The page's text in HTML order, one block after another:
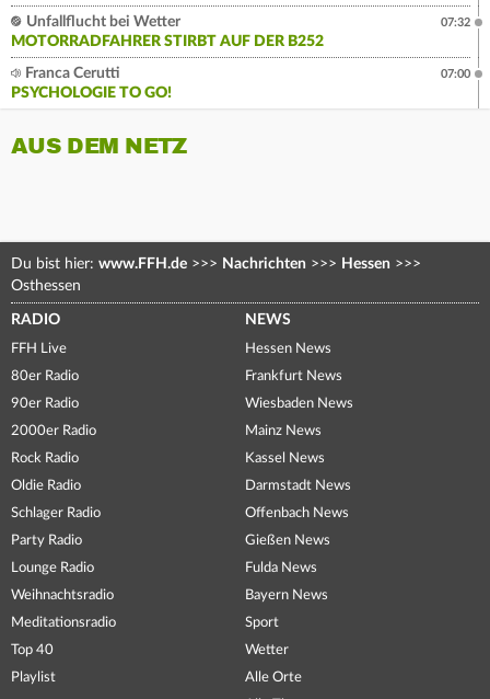
Unfallflucht bei Wetter
MOTORRADFAHRER STIRBT AUF DER B252
07:32
Franca Cerutti
PSYCHOLOGIE TO GO!
07:00
AUS DEM NETZ
Du bist hier: www.FFH.de >>> Nachrichten >>> Hessen >>>
Osthessen
RADIO
FFH Live
80er Radio
90er Radio
2000er Radio
Rock Radio
Oldie Radio
Schlager Radio
Party Radio
Lounge Radio
Weihnachtsradio
Meditationsradio
Top 40
Playlist
NEWS
Hessen News
Frankfurt News
Wiesbaden News
Mainz News
Kassel News
Darmstadt News
Offenbach News
Gießen News
Fulda News
Bayern News
Sport
Wetter
Alle Orte